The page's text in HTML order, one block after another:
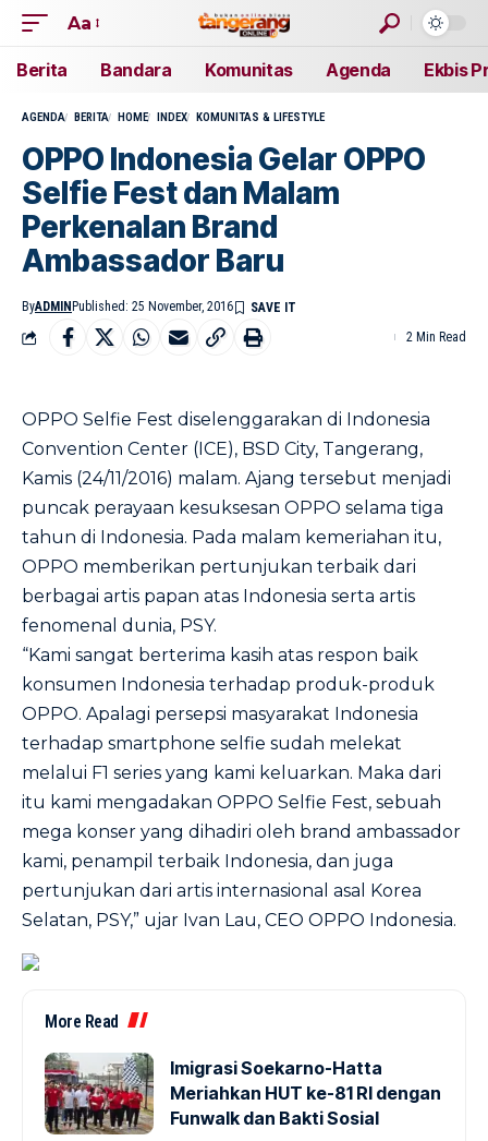
Aa
Berita Bandara Komunitas Agenda Ekbis
AGENDA BERITA HOME INDEX KOMUNITAS & LIFESTYLE
​OPPO Indonesia Gelar OPPO
Selfie Fest dan Malam
Perkenalan Brand
Ambassador Baru
ByADMIN Published: 25 November, 2016
2 Min Read
OPPO Selfie Fest diselenggarakan di Indonesia
Convention Center (ICE), BSD City, Tangerang,
Kamis (24/11/2016) malam. Ajang tersebut menjadi
puncak perayaan kesuksesan OPPO selama tiga
tahun di Indonesia. Pada malam kemeriahan itu,
OPPO memberikan pertunjukan terbaik dari
berbagai artis papan atas Indonesia serta artis
fenomenal dunia, PSY.
“Kami sangat berterima kasih atas respon baik
konsumen Indonesia terhadap produk-produk
OPPO. Apalagi persepsi masyarakat Indonesia
terhadap smartphone selfie sudah melekat
melalui F1 series yang kami keluarkan. Maka dari
itu kami mengadakan OPPO Selfie Fest, sebuah
mega konser yang dihadiri oleh brand ambassador
kami, penampil terbaik Indonesia, dan juga
pertunjukan dari artis internasional asal Korea
Selatan, PSY,” ujar Ivan Lau, CEO OPPO Indonesia.
More Read
Imigrasi Soekarno-Hatta
Meriahkan HUT ke-81 RI dengan
Funwalk dan Bakti Sosial